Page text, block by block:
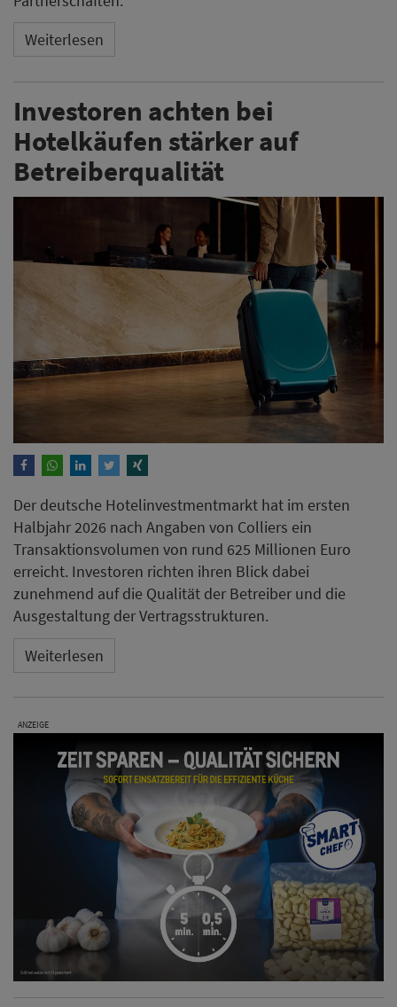
Weiterlesen
Investoren achten bei
Hotelkäufen stärker auf
Betreiberqualität
Der deutsche Hotelinvestmentmarkt hat im ersten
Halbjahr 2026 nach Angaben von Colliers ein
Transaktionsvolumen von rund 625 Millionen Euro
erreicht. Investoren richten ihren Blick dabei
zunehmend auf die Qualität der Betreiber und die
Ausgestaltung der Vertragsstrukturen.
Weiterlesen
ANZEIGE